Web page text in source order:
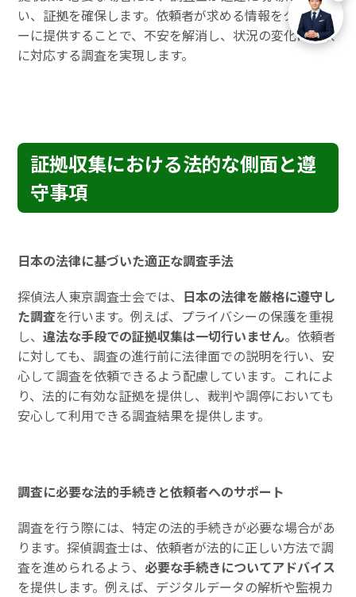
い、証拠を確保します。依頼者が求める情報をタイムリ
ーに提供することで、不安を解消し、状況の変化に柔軟
に対応する調査を実現します。
証拠収集における法的な側面と遵
守事項
日本の法律に基づいた適正な調査手法
探偵法人東京調査士会では、 日本の法律を厳格に遵守し
た調査を行います。例えば、プライバシーの保護を重視
し、違法な手段での証拠収集は一切行いません。依頼者
に対しても、調査の進行前に法律面での説明を行い、安
心して調査を依頼できるよう配慮しています。これによ
り、法的に有効な証拠を提供し、裁判や調停においても
安心して利用できる調査結果を提供します。
調査に必要な法的手続きと依頼者へのサポート
調査を行う際には、特定の法的手続きが必要な場合があ
ります。探偵調査士は、依頼者が法的に正しい方法で調
査を進められるよう、 必要な手続きについてアドバイス
を提供します。例えば、デジタルデータの解析や監視カ